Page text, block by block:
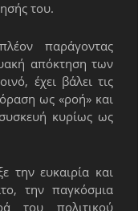
του.
παράγοντας
απόκτηση των
έχει βάλει τις
ως «ροή» και
κυρίως ως
την ευκαιρία και
την παγκόσμια
του πολιτικού